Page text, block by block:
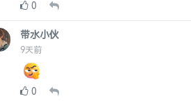
0
带水小伙
9天前
0